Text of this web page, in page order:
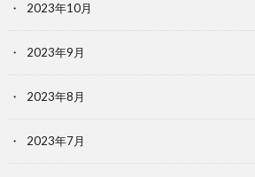
2023年10月
2023年9月
2023年8月
2023年7月